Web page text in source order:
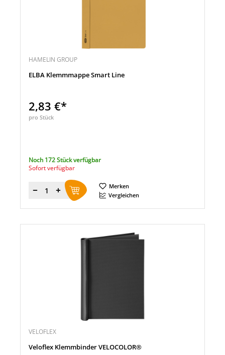
HAMELIN GROUP
ELBA Klemmmappe Smart Line
2,83 €*
pro Stück
Noch 172 Stück verfügbar
Sofort verfügbar
Menge
Merken
Vergleichen
VELOFLEX
Veloflex Klemmbinder VELOCOLOR®